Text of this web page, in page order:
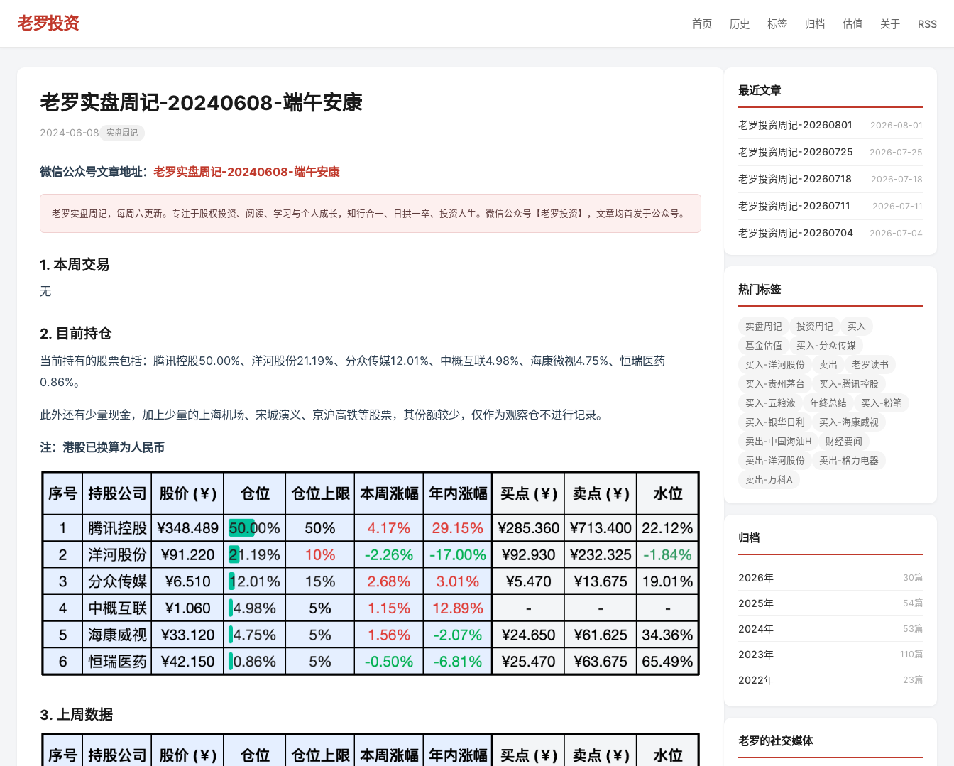
老罗投资 首页 历史 标签 归档 估值 关于 RSS
老罗实盘周记-20240608-端午安康
2024-06-08 实盘周记
微信公众号文章地址： 老罗实盘周记-20240608-端午安康
1. 本周交易
无
2. 目前持仓
当前持有的股票包括：腾讯控股50.00%、洋河股份21.19%、分众传媒12.01%、中概互联4.98%、海康微视4.75%、恒瑞医药
0.86%。
此外还有少量现金，加上少量的上海机场、宋城演义、京沪高铁等股票，其份额较少，仅作为观察仓不进行记录。
注：港股已换算为人民币
3. 上周数据
最近文章
老罗投资周记-20260801 2026-08-01
老罗投资周记-20260725 2026-07-25
老罗投资周记-20260718 2026-07-18
老罗投资周记-20260711 2026-07-11
老罗投资周记-20260704 2026-07-04
热门标签
实盘周记 投资周记
买入
基金估值
买入-分众传媒
买入-洋河股份
卖出
老罗读书
买入-贵州茅台
买入-腾讯控股
买入-五粮液
年终总结
买入-粉笔
买入-银华日利
买入-海康威视
卖出-中国海油H
财经要闻
卖出-洋河股份
卖出-格力电器
卖出-万科A
归档
2026年 30篇
2025年 54篇
2024年 53篇
2023年 110篇
2022年 23篇
老罗的社交媒体